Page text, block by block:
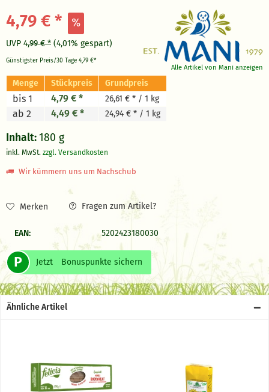
Alle Artikel von Mani anzeigen
4,79 € *
UVP 4,99 € * (4,01% gespart)
Günstigster Preis/30 Tage 4,79 €*
Menge Stückpreis Grundpreis
bis 1 4,79 € * 26,61 € * / 1 kg
ab 2 4,49 € * 24,94 € * / 1 kg
Inhalt:180 g
inkl. MwSt. zzgl. Versandkosten
Wir kümmern uns um Nachschub
Merken Fragen zum Artikel?
EAN: 5202423180030
P Jetzt Bonuspunkte sichern
Ähnliche Artikel